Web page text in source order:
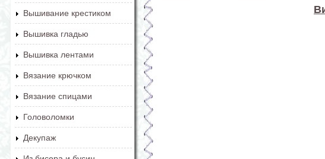
Вышивание крестиком
Вышивка гладью
Вышивка лентами
Вязание крючком
Вязание спицами
Головоломки
Декупаж